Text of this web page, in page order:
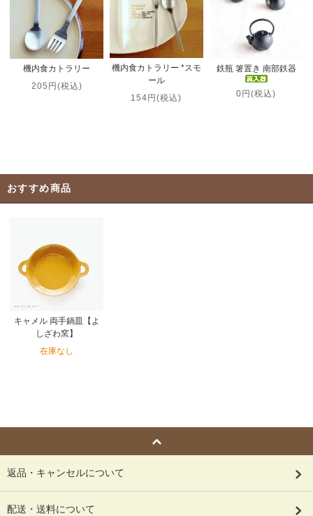
機内食カトラリー
205円(税込)
機内食カトラリー *スモ
ール
154円(税込)
鉄瓶 箸置き 南部鉄器
0円(税込)
おすすめ商品
キャメル 両手鍋皿【よ
しざわ窯】
在庫なし
返品・キャンセルについて
配送・送料について